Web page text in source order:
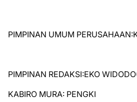
PIMPINAN UMUM
PIMPINAN REDAKSI:EKO
KABIRO MURA: PENGKI